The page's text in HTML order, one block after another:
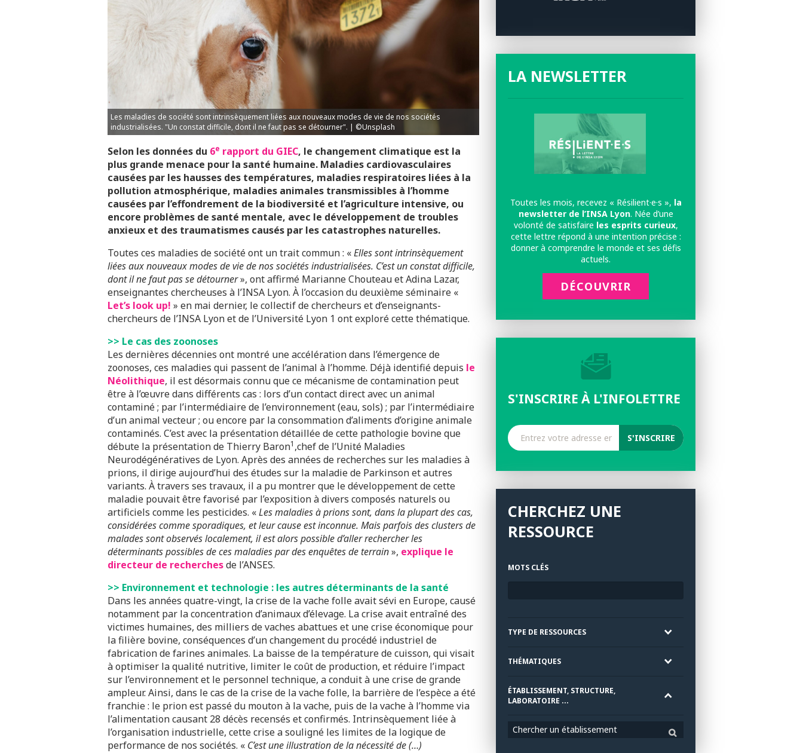
Les maladies de société sont intrinsèquement liées aux nouveaux modes de vie de nos sociétés
industrialisées. "Un constat difficile, dont il ne faut pas se détourner". | ©Unsplash
Selon les données du 6e rapport du GIEC, le changement climatique est la
plus grande menace pour la santé humaine. Maladies cardiovasculaires
causées par les hausses des températures, maladies respiratoires liées à la
pollution atmosphérique, maladies animales transmissibles à l’homme
causées par l’effondrement de la biodiversité et l’agriculture intensive, ou
encore problèmes de santé mentale, avec le développement de troubles
anxieux et des traumatismes causés par les catastrophes naturelles.
Toutes ces maladies de société ont un trait commun : «Elles sont intrinsèquement
liées aux nouveaux modes de vie de nos sociétés industrialisées. C’est un constat difficile,
dont il ne faut pas se détourner», ont affirmé Marianne Chouteau et Adina Lazar,
enseignantes chercheuses à l’INSA Lyon. À l’occasion du deuxième séminaire «
Let’s look up! » en mai dernier, le collectif de chercheurs et d’enseignants-
chercheurs de l’INSA Lyon et de l’Université Lyon 1 ont exploré cette thématique.
>> Le cas des zoonoses
Les dernières décennies ont montré une accélération dans l’émergence de
zoonoses, ces maladies qui passent de l’animal à l’homme. Déjà identifié depuis le
Néolithique, il est désormais connu que ce mécanisme de contamination peut
être à l’œuvre dans différents cas : lors d’un contact direct avec un animal
contaminé ; par l’intermédiaire de l’environnement (eau, sols) ; par l’intermédiaire
d’un animal vecteur ; ou encore par la consommation d’aliments d’origine animale
contaminés. C’est avec la présentation détaillée de cette pathologie bovine que
débute la présentation de Thierry Baron1 ,chef de l’Unité Maladies
Neurodégénératives de Lyon. Après des années de recherches sur les maladies à
prions, il dirige aujourd’hui des études sur la maladie de Parkinson et autres
variants. À travers ses travaux, il a pu montrer que le développement de cette
maladie pouvait être favorisé par l’exposition à divers composés naturels ou
artificiels comme les pesticides. «Les maladies à prions sont, dans la plupart des cas,
considérées comme sporadiques, et leur cause est inconnue. Mais parfois des clusters de
malades sont observés localement, il est alors possible d’aller rechercher les
déterminants possibles de ces maladies par des enquêtes de terrain», explique le
directeur de recherchesde l’ANSES.
>> Environnement et technologie : les autres déterminants de la santé
Dans les années quatre-vingt, la crise de la vache folle avait sévi en Europe, causé
notamment par la concentration d’animaux d’élevage. La crise avait entraîné des
victimes humaines, des milliers de vaches abattues et une crise économique pour
la filière bovine, conséquences d’un changement du procédé industriel de
fabrication de farines animales. La baisse de la température de cuisson, qui visait
à optimiser la qualité nutritive, limiter le coût de production, et réduire l’impact
sur l’environnement et le personnel technique, a conduit à une crise de grande
ampleur. Ainsi, dans le cas de la crise de la vache folle, la barrière de l’espèce a été
franchie : le prion est passé du mouton à la vache, puis de la vache à l’homme via
l’alimentation causant 28 décès recensés et confirmés. Intrinsèquement liée à
l’organisation industrielle, cette crise a souligné les limites de la logique de
performance de nos sociétés. « C’est une illustration de la nécessité de (…)
LA NEWSLETTER
Toutes les mois, recevez « Résilient·e·s », la
newsletter de l’INSA Lyon. Née d’une
volonté de satisfaire les esprits curieux,
cette lettre répond à une intention précise :
donner à comprendre le monde et ses défis
actuels.
DÉCOUVRIR
S'INSCRIRE À L'INFOLETTRE
CHERCHEZ UNE
RESSOURCE
MOTS CLÉS
TYPE DE RESSOURCES
THÉMATIQUES
ÉTABLISSEMENT, STRUCTURE,
LABORATOIRE ...
Chercher un établissement